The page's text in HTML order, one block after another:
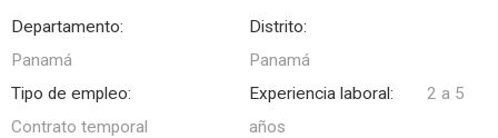
Departamento:
Panamá
Distrito:
Panamá
Tipo de empleo:
Contrato temporal
Experiencia laboral:
2 a 5
años